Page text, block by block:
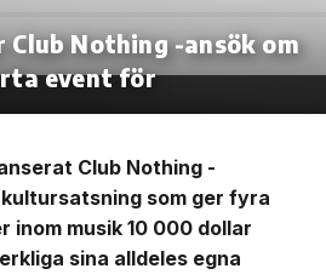
Nothing -ansök om
event för
Club Nothing -
som ger fyra
inom musik 10 000 dollar
sina alldeles egna